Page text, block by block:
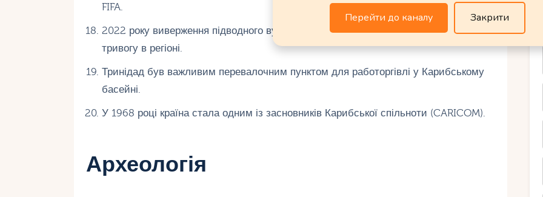
FIFA.
2022 року виверження підводного вулкану біля берегів Тринідаду викликало
тривогу в регіоні.
Тринідад був важливим перевалочним пунктом для работоргівлі у Карибському
басейні.
У 1968 році країна стала одним із засновників Карибської спільноти (CARICOM).
Археологія
Перейти до каналу Закрити